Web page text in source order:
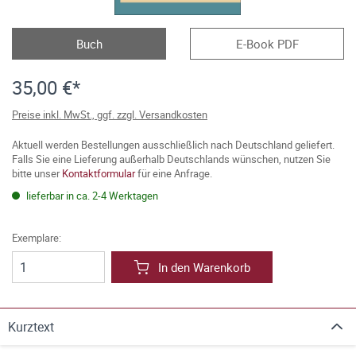
Buch E-Book PDF
35,00 €*
Preise inkl. MwSt., ggf. zzgl. Versandkosten
Aktuell werden Bestellungen ausschließlich nach Deutschland geliefert.
Falls Sie eine Lieferung außerhalb Deutschlands wünschen, nutzen Sie
bitte unserKontaktformularfür eine Anfrage.
lieferbar in ca. 2-4 Werktagen
Exemplare:
In den Warenkorb
Kurztext